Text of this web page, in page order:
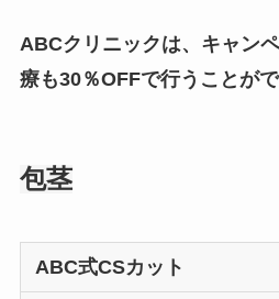
ABCクリニックは、キャン
療も30％OFFで行うことがで
包茎
ABC式CSカット